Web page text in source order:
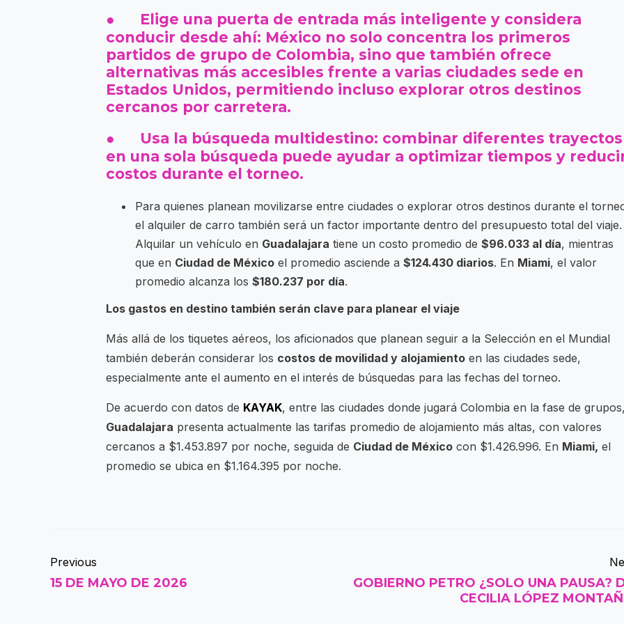
● Elige una puerta de entrada más inteligente y considera
conducir desde ahí: México no solo concentra los primeros
partidos de grupo de Colombia, sino que también ofrece
alternativas más accesibles frente a varias ciudades sede en
Estados Unidos, permitiendo incluso explorar otros destinos
cercanos por carretera.
● Usa la búsqueda multidestino: combinar diferentes trayectos
en una sola búsqueda puede ayudar a optimizar tiempos y
costos durante el torneo.
Para quienes planean movilizarse entre ciudades o explorar otros destinos durante el
el alquiler de carro también será un factor importante dentro del presupuesto total del viaje.
Alquilar un vehículo en Guadalajara tiene un costo promedio de $96.033 al día, mientras
que en Ciudad de México el promedio asciende a $124.430 diarios. En Miami, el valor
promedio alcanza los $180.237 por día.
Los gastos en destino también serán clave para planear el viaje
Más allá de los tiquetes aéreos, los aficionados que planean seguir a la Selección en el Mundial
también deberán considerar los costos de movilidad y alojamiento en las ciudades sede,
especialmente ante el aumento en el interés de búsquedas para las fechas del torneo.
De acuerdo con datos de KAYAK, entre las ciudades donde jugará Colombia en la fase de
Guadalajara presenta actualmente las tarifas promedio de alojamiento más altas, con valores
cercanos a $1.453.897 por noche, seguida de Ciudad de México con $1.426.996. En Miami, el
promedio se ubica en $1.164.395 por noche.
Previous
15 DE MAYO DE 2026
GOBIERNO PETRO ¿SOLO UNA PAUSA?
CECILIA LÓPEZ